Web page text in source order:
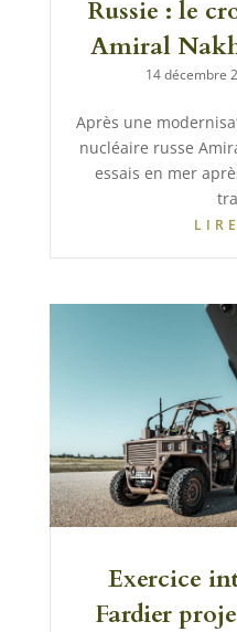
Russie : le
Amiral
14 décembre
Après une
nucléaire russe
essais en mer
Exercice
Fardier